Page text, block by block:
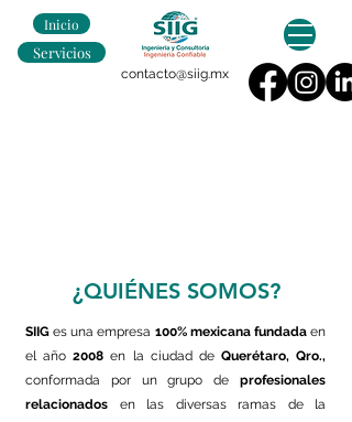
Inicio
Servicios
contacto@siig.mx
¿QUIÉNES SOMOS?
SIIG es una empresa 100% mexicana fundadaen
el año2008en la ciudad de Querétaro, Qro.,
conformada por un grupo de profesionales
relacionados en las diversas ramas de la